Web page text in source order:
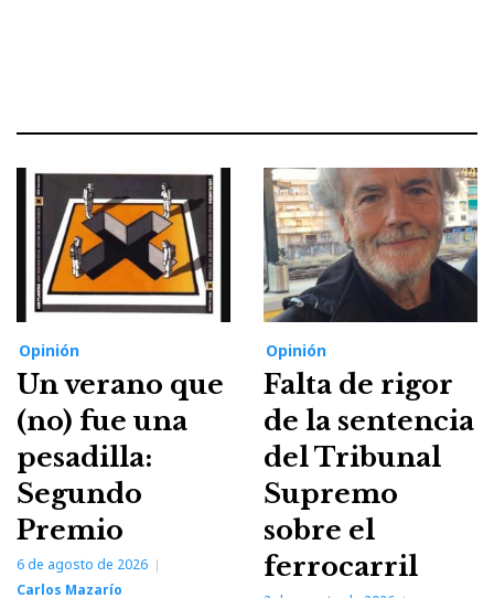
Opinión
Un verano que
(no) fue una
pesadilla:
Segundo
Premio
6 de agosto de 2026
Carlos Mazarío
Opinión
Falta de rigor
de la sentencia
del Tribunal
Supremo
sobre el
ferrocarril